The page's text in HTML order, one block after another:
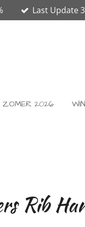
Last Update
ZOMER 2026
Rib